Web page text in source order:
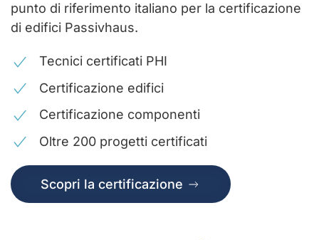
punto di riferimento italiano per la certificazione
di edifici Passivhaus.
Tecnici certificati PHI
Certificazione edifici
Certificazione componenti
Oltre 200 progetti certificati
Scopri la certificazione